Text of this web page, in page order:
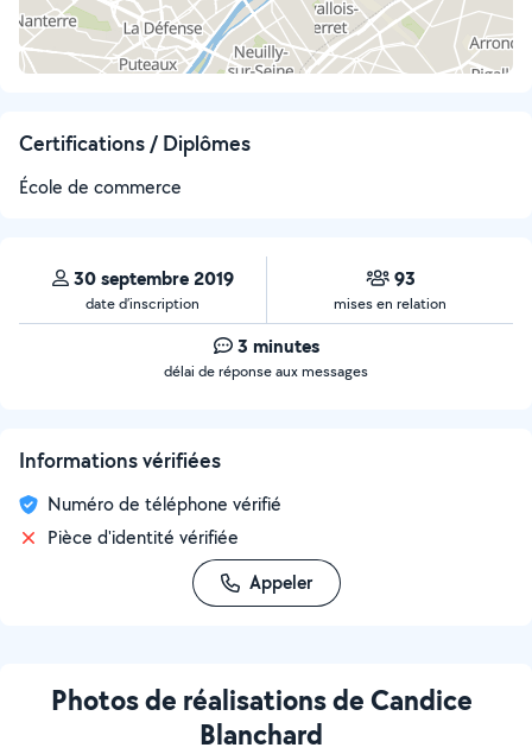
Certifications / Diplômes
École de commerce
30 septembre 2019
date d’inscription
93
mises en relation
3 minutes
délai de réponse aux messages
Informations vérifiées
Numéro de téléphone vérifié
Pièce d'identité vérifiée
Appeler
Photos de réalisations de Candice
Blanchard